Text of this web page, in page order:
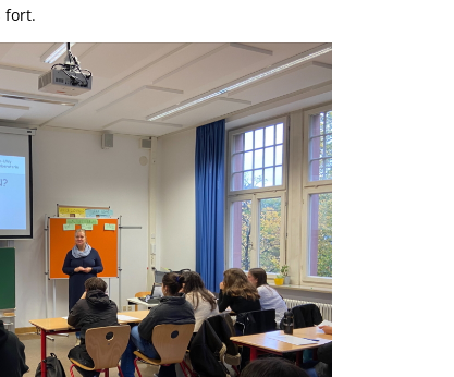
fort.